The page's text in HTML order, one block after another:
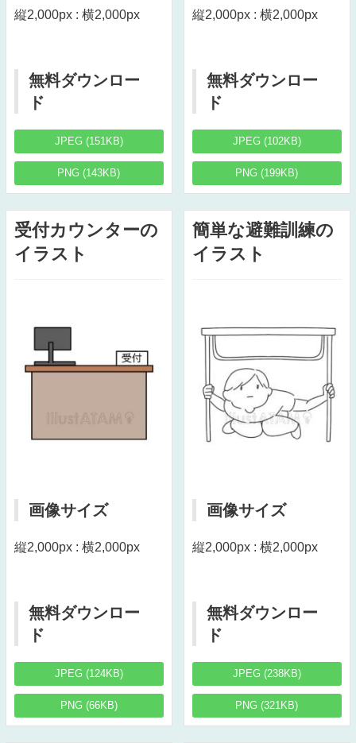
縦2,000px : 横2,000px
無料ダウンロー
ド
JPEG (151KB)
PNG (143KB)
縦2,000px : 横2,000px
無料ダウンロー
ド
JPEG (102KB)
PNG (199KB)
受付カウンターの
イラスト
画像サイズ
縦2,000px : 横2,000px
無料ダウンロー
ド
JPEG (124KB)
PNG (66KB)
簡単な避難訓練の
イラスト
画像サイズ
縦2,000px : 横2,000px
無料ダウンロー
ド
JPEG (238KB)
PNG (321KB)